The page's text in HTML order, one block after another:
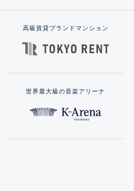
高級賃貸ブランドマンション
世界最大級の音楽アリーナ